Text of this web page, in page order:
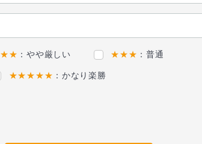
★★ ：やや厳しい ★★★ ：普通
★★★★★ ：かなり楽勝